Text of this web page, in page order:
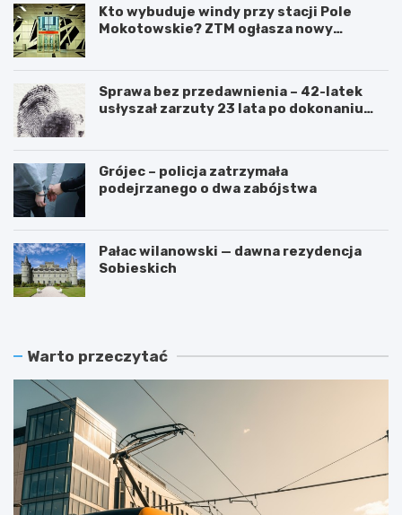
Kto wybuduje windy przy stacji Pole
Mokotowskie? ZTM ogłasza nowy
Sprawa bez przedawnienia – 42-latek
usłyszał zarzuty 23 lata po dokonaniu
Grójec – policja zatrzymała
podejrzanego o dwa zabójstwa
Pałac wilanowski — dawna rezydencja
Sobieskich
Warto przeczytać